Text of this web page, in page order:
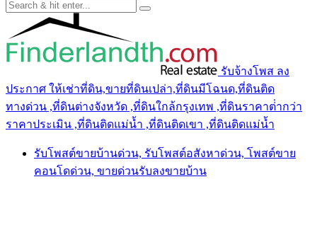
รับจ้างโพส ลง
ประกาศ ให้เช่าที่ดิน,ขายที่ดินเปล่า,ที่ดินมีโฉนด,ที่ดินติด
ทางด่วน ,ที่ดินต่างจังหวัด ,ที่ดินใกล้กรุงเทพ ,ที่ดินราคาต่ํากว่า
ราคาประเมิน ,ที่ดินติดแม่น้ำ ,ที่ดินติดเขา ,ที่ดินติดแม่น้ำ
รับโพสต์ขายบ้านด่วน, รับโพสต์อสังหาด่วน, โพสต์ขาย
คอนโดด่วน, ขายด่วนรับลงขายบ้าน